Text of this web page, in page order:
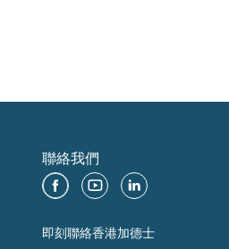
聯絡我們
即刻聯絡香港加德士